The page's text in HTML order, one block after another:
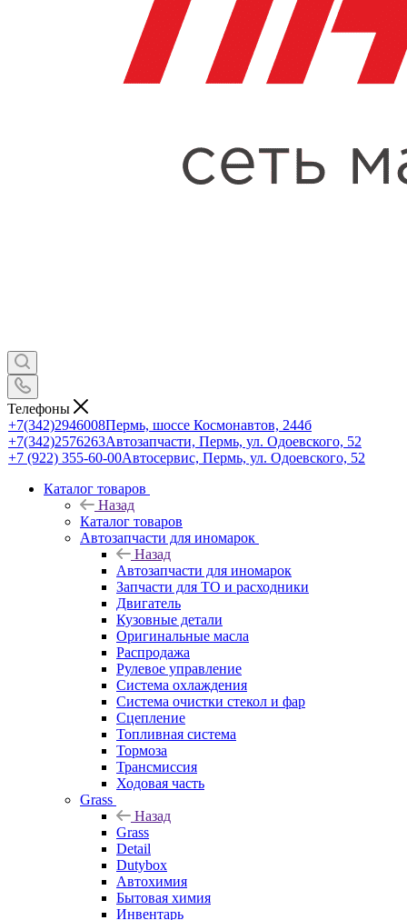
Телефоны
+7(342)2946008Пермь, шоссе Космонавтов, 244б
+7(342)2576263Автозапчасти, Пермь, ул. Одоевского, 52
+7 (922) 355-60-00Автосервис, Пермь, ул. Одоевского, 52
Каталог товаров
Назад
Каталог товаров
Автозапчасти для иномарок
Назад
Автозапчасти для иномарок
Запчасти для ТО и расходники
Двигатель
Кузовные детали
Оригинальные масла
Распродажа
Рулевое управление
Система охлаждения
Система очистки стекол и фар
Сцепление
Топливная система
Тормоза
Трансмиссия
Ходовая часть
Grass
Назад
Grass
Detail
Dutybox
Автохимия
Бытовая химия
Инвентарь